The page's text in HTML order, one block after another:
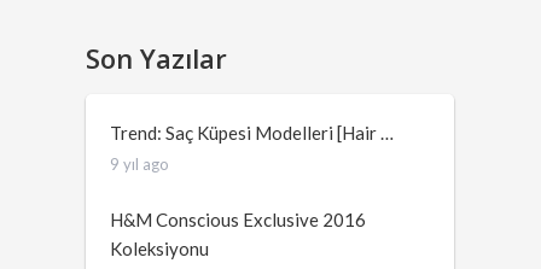
Son Yazılar
Trend: Saç Küpesi Modelleri [Hair …
9 yıl ago
H&M Conscious Exclusive 2016
Koleksiyonu